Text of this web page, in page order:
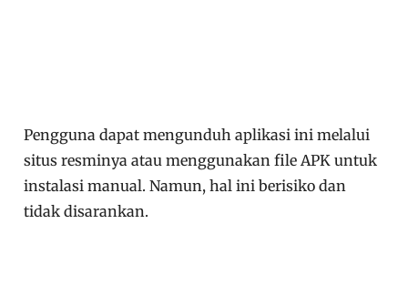
Pengguna dapat mengunduh aplikasi ini melalui
situs resminya atau menggunakan file APK untuk
instalasi manual. Namun, hal ini berisiko dan
tidak disarankan.